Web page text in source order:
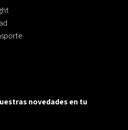
novedades en tu